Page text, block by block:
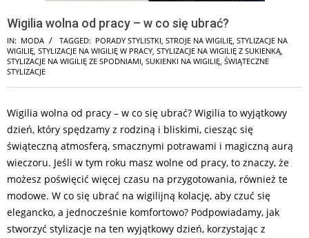
Wigilia wolna od pracy – w co się ubrać?
IN: MODA TAGGED: PORADY STYLISTKI, STROJE NA WIGILIĘ, STYLIZACJE NA
WIGILIĘ, STYLIZACJE NA WIGILIĘ W PRACY, STYLIZACJE NA WIGILIĘ Z SUKIENKĄ,
STYLIZACJE NA WIGILIĘ ZE SPODNIAMI, SUKIENKI NA WIGILIĘ, ŚWIĄTECZNE
STYLIZACJE
Wigilia wolna od pracy – w co się ubrać? Wigilia to wyjątkowy
dzień, który spędzamy z rodziną i bliskimi, ciesząc się
świąteczną atmosferą, smacznymi potrawami i magiczną aurą
wieczoru. Jeśli w tym roku masz wolne od pracy, to znaczy, że
możesz poświęcić więcej czasu na przygotowania, również te
modowe. W co się ubrać na wigilijną kolację, aby czuć się
elegancko, a jednocześnie komfortowo? Podpowiadamy, jak
stworzyć stylizacje na ten wyjątkowy dzień, korzystając z